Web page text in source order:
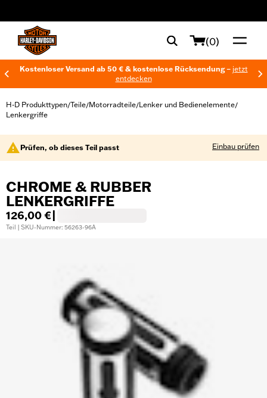
(0)
Kostenloser Versand ab 50 € & kostenlose Rücksendung – jetzt
entdecken
H-D Produkttypen/Teile/Motorradteile/Lenker und Bedienelemente/
Lenkergriffe
Prüfen, ob dieses Teil passt Einbau prüfen
CHROME & RUBBER
LENKERGRIFFE
126,00 €
Teil | SKU-Nummer: 56263-96A